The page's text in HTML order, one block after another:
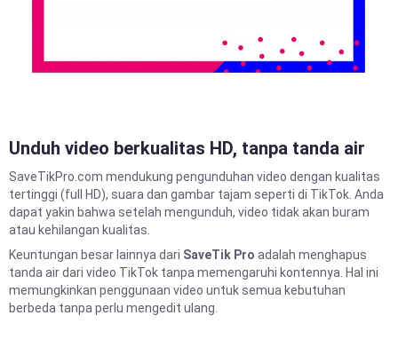
Unduh video berkualitas HD, tanpa tanda air
SaveTikPro.com mendukung pengunduhan video dengan kualitas
tertinggi (full HD), suara dan gambar tajam seperti di TikTok. Anda
dapat yakin bahwa setelah mengunduh, video tidak akan buram
atau kehilangan kualitas.
Keuntungan besar lainnya dari SaveTik Pro adalah menghapus
tanda air dari video TikTok tanpa memengaruhi kontennya. Hal ini
memungkinkan penggunaan video untuk semua kebutuhan
berbeda tanpa perlu mengedit ulang.